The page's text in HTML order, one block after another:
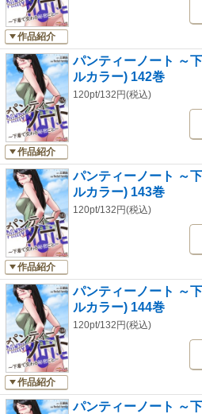
作品紹介
作品紹介
パンティーノート ～
ルカラー) 142巻
120pt/132円(税込)
作品紹介
パンティーノート ～
ルカラー) 143巻
120pt/132円(税込)
作品紹介
パンティーノート ～
ルカラー) 144巻
120pt/132円(税込)
パンティーノート ～